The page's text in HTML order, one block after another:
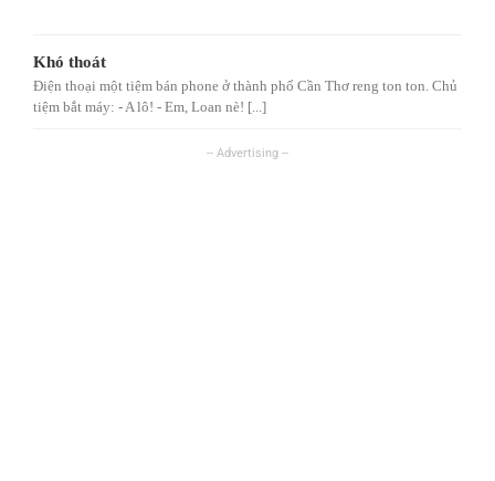
Khó thoát
Điện thoại một tiệm bán phone ở thành phố Cần Thơ reng ton ton. Chủ
tiệm bắt máy: - A lô! - Em, Loan nè! [...]